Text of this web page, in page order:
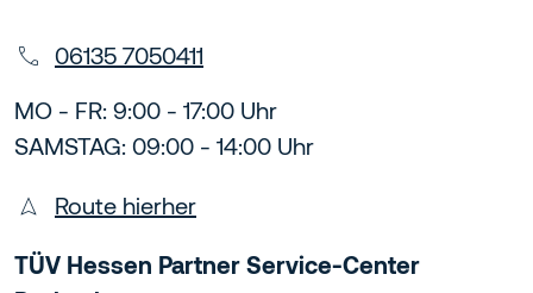
06135 7050411
MO - FR: 9:00 - 17:00 Uhr
SAMSTAG: 09:00 - 14:00 Uhr
Route hierher
TÜV Hessen Partner Service-Center